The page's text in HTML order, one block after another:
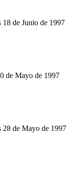
18 de Junio de 1997
de Mayo de 1997
28 de Mayo de 1997